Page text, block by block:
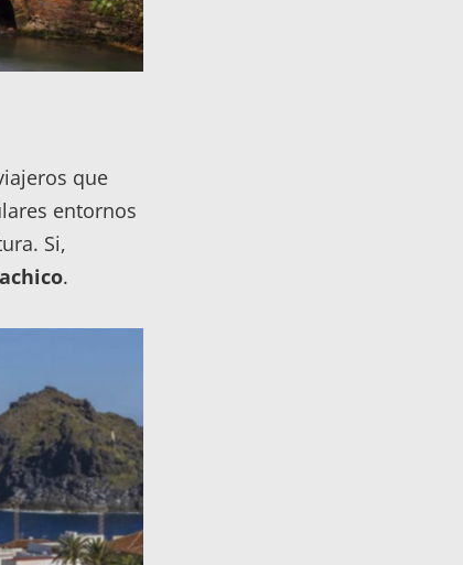
que
entornos
Si,
.